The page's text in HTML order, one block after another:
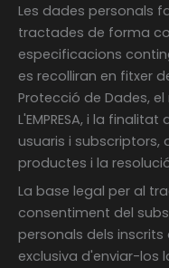
Les dades personals
tractades de forma
especificacions
es recolliran en fitxer
Protecció de Dades,
L'EMPRESA, i la
usuaris i subscriptors,
productes i la
La base legal per al
consentiment del
personals dels
exclusiva d'enviar-los